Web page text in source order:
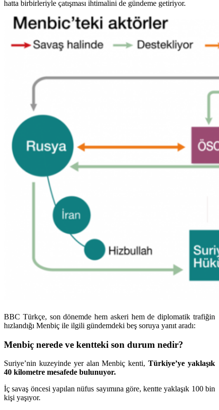
hatta birbirleriyle çatışması ihtimalini de gündeme getiriyor.
BBC Türkçe, son dönemde hem askeri hem de diplomatik trafiğin
hızlandığı Menbiç ile ilgili gündemdeki beş soruya yanıt aradı:
Menbiç nerede ve kentteki son durum nedir?
Suriye’nin kuzeyinde yer alan Menbiç kenti,Türkiye’ye yaklaşık
40 kilometre mesafede bulunuyor.
İç savaş öncesi yapılan nüfus sayımına göre, kentte yaklaşık 100 bin
kişi yaşıyor.